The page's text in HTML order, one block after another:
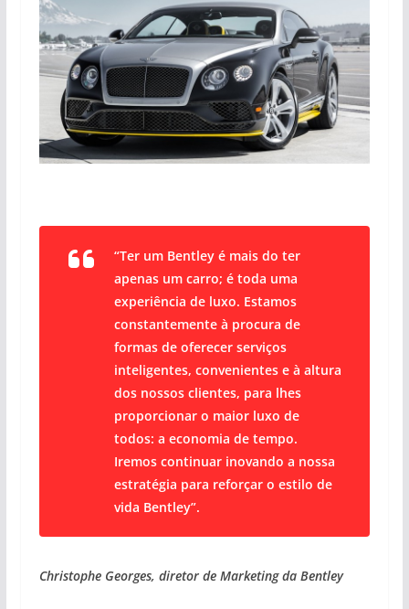
“Ter um Bentley é mais do ter
apenas um carro; é toda uma
experiência de luxo. Estamos
constantemente à procura de
formas de oferecer serviços
inteligentes, convenientes e à altura
dos nossos clientes, para lhes
proporcionar o maior luxo de
todos: a economia de tempo.
Iremos continuar inovando a nossa
estratégia para reforçar o estilo de
vida Bentley”.
Christophe Georges, diretor de Marketing da Bentley